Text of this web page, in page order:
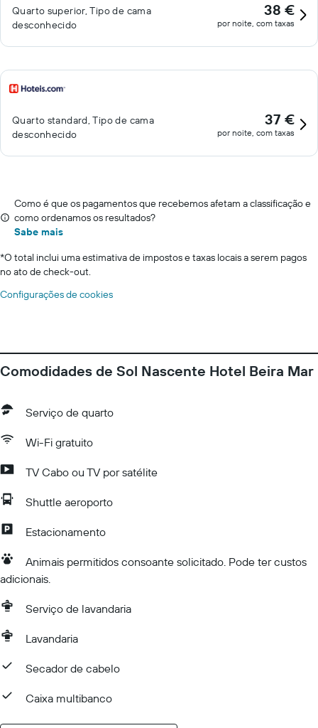
Quarto superior, Tipo de cama
desconhecido
38 €
por noite, com taxas
Quarto standard, Tipo de cama
desconhecido
37 €
por noite, com taxas
Como é que os pagamentos que recebemos afetam a classificação e
como ordenamos os resultados?
Sabe mais
*O total inclui uma estimativa de impostos e taxas locais a serem pagos
no ato de check-out.
Configurações de cookies
Comodidades de Sol Nascente Hotel Beira Mar
Serviço de quarto
Wi-Fi gratuito
TV Cabo ou TV por satélite
Shuttle aeroporto
Estacionamento
Animais permitidos consoante solicitado. Pode ter custos
adicionais.
Serviço de lavandaria
Lavandaria
Secador de cabelo
Caixa multibanco